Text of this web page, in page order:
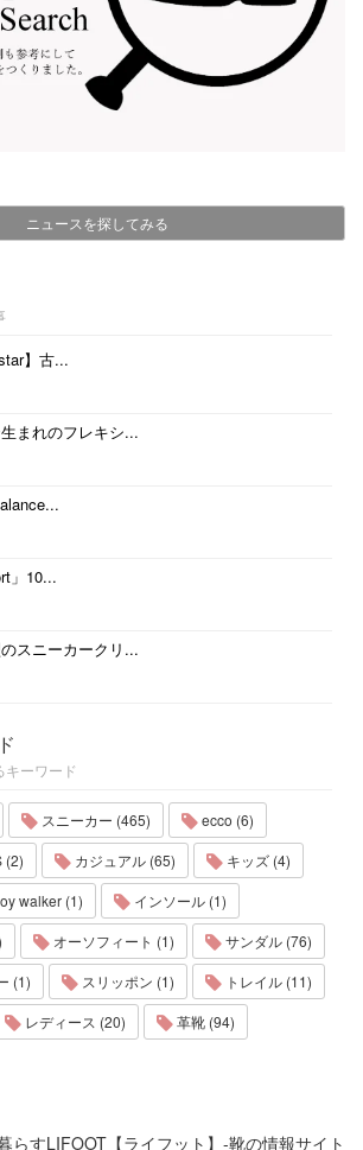
ニュースを探してみる
】古...
まれのフレキシ...
」10...
スニーカークリ...
キーワード
スニーカー (465)
ecco (6)
(2)
カジュアル (65)
キッズ (4)
walker (1)
インソール (1)
オーソフィート (1)
サンダル (76)
(1)
スリッポン (1)
トレイル (11)
レディース (20) 革靴 (94)
らすLIFOOT【ライフット】-靴の情報サイト